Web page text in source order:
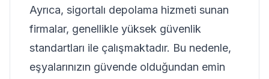
Ayrıca, sigortalı depolama hizmeti sunan
firmalar, genellikle yüksek güvenlik
standartları ile çalışmaktadır. Bu nedenle,
eşyalarınızın güvende olduğundan emin